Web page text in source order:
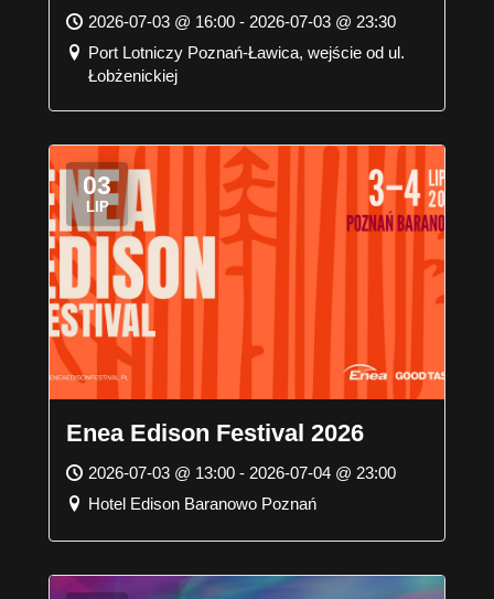
poznańskiej Ławicy
2026-07-03 @ 16:00 - 2026-07-03 @ 23:30
Port Lotniczy Poznań-Ławica, wejście od ul.
Łobżenickiej
03
LIP
Enea Edison Festival 2026
2026-07-03 @ 13:00 - 2026-07-04 @ 23:00
Hotel Edison Baranowo Poznań